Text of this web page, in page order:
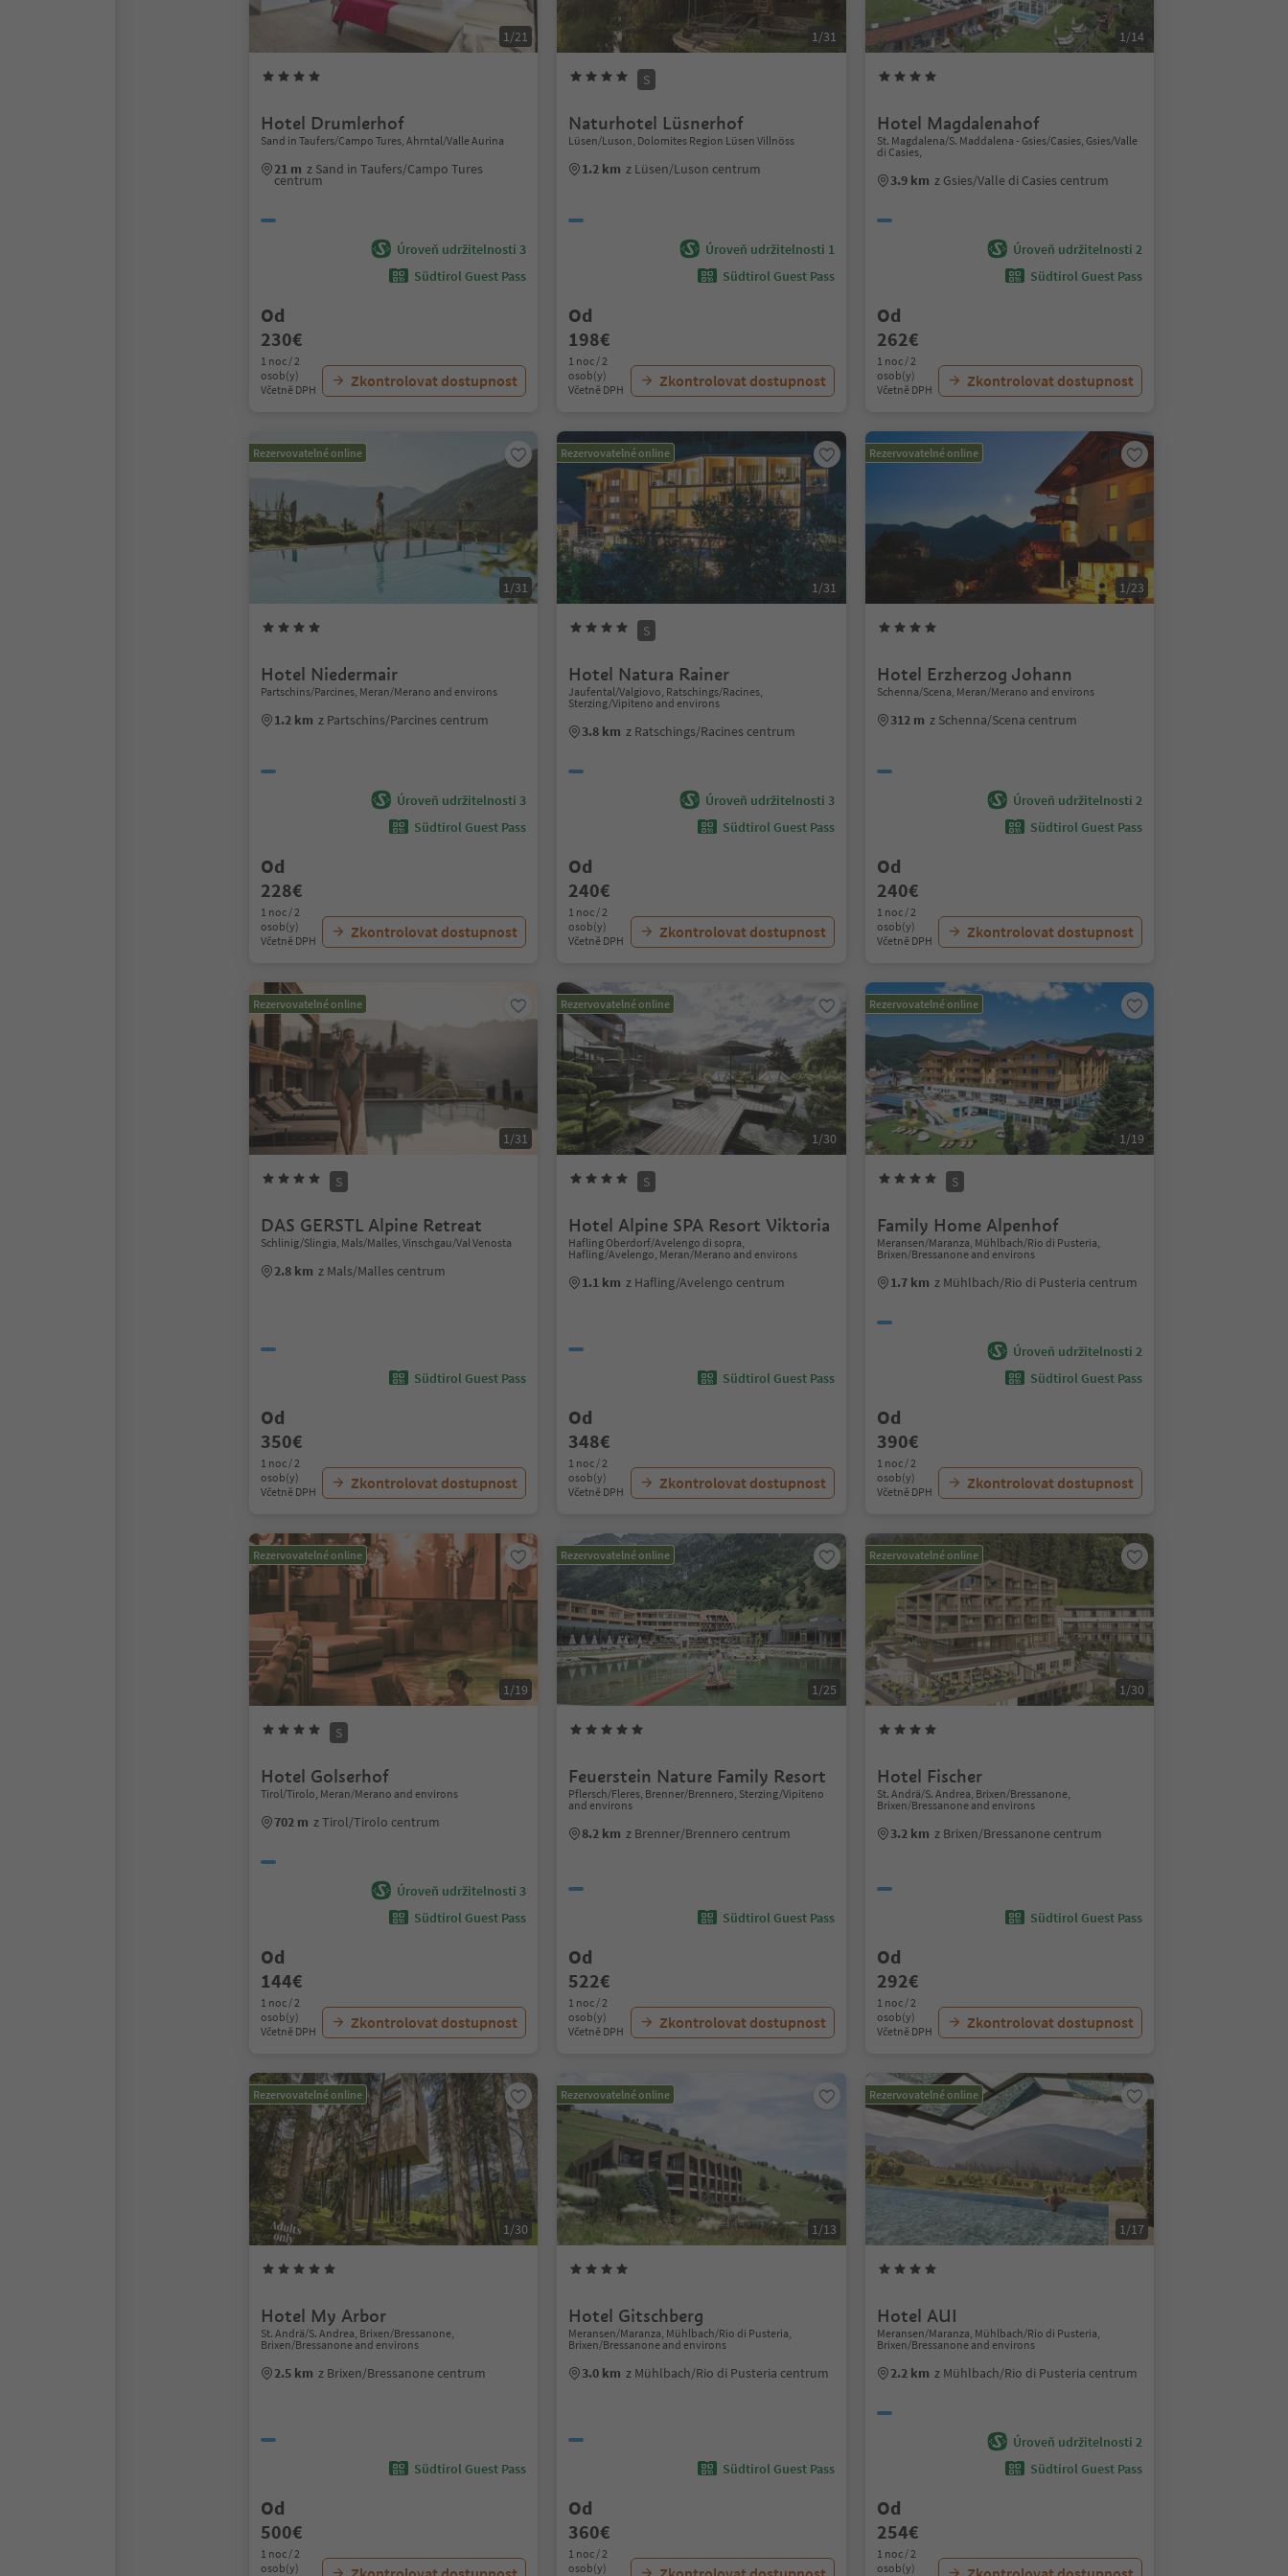
1/21
Hotel Drumlerhof
Sand in Taufers/Campo Tures, Ahrntal/Valle Aurina
21 m z Sand in Taufers/Campo Tures
centrum
Úroveň udržitelnosti 3
Südtirol Guest Pass
Od
230€
1 noc / 2
osob(y)
Včetně DPH
Zkontrolovat dostupnost
1/31
S
Naturhotel Lüsnerhof
Lüsen/Luson, Dolomites Region Lüsen Villnöss
1.2 km z Lüsen/Luson centrum
Úroveň udržitelnosti 1
Südtirol Guest Pass
Od
198€
1 noc / 2
osob(y)
Včetně DPH
Zkontrolovat dostupnost
1/14
Hotel Magdalenahof
St. Magdalena/S. Maddalena - Gsies/Casies, Gsies/Valle
di Casies,
3.9 km z Gsies/Valle di Casies centrum
Úroveň udržitelnosti 2
Südtirol Guest Pass
Od
262€
1 noc / 2
osob(y)
Včetně DPH
Zkontrolovat dostupnost
Rezervovatelné online
1/31
Hotel Niedermair
Partschins/Parcines, Meran/Merano and environs
1.2 km z Partschins/Parcines centrum
Úroveň udržitelnosti 3
Südtirol Guest Pass
Od
228€
1 noc / 2
osob(y)
Včetně DPH
Zkontrolovat dostupnost
Rezervovatelné online
1/31
S
Hotel Natura Rainer
Jaufental/Valgiovo, Ratschings/Racines,
Sterzing/Vipiteno and environs
3.8 km z Ratschings/Racines centrum
Úroveň udržitelnosti 3
Südtirol Guest Pass
Od
240€
1 noc / 2
osob(y)
Včetně DPH
Zkontrolovat dostupnost
Rezervovatelné online
1/23
Hotel Erzherzog Johann
Schenna/Scena, Meran/Merano and environs
312 m z Schenna/Scena centrum
Úroveň udržitelnosti 2
Südtirol Guest Pass
Od
240€
1 noc / 2
osob(y)
Včetně DPH
Zkontrolovat dostupnost
Rezervovatelné online
1/31
S
DAS GERSTL Alpine Retreat
Schlinig/Slingia, Mals/Malles, Vinschgau/Val Venosta
2.8 km z Mals/Malles centrum
Südtirol Guest Pass
Od
350€
1 noc / 2
osob(y)
Včetně DPH
Zkontrolovat dostupnost
Rezervovatelné online
1/30
S
Hotel Alpine SPA Resort Viktoria
Hafling Oberdorf/Avelengo di sopra,
Hafling/Avelengo, Meran/Merano and environs
1.1 km z Hafling/Avelengo centrum
Südtirol Guest Pass
Od
348€
1 noc / 2
osob(y)
Včetně DPH
Zkontrolovat dostupnost
Rezervovatelné online
1/19
S
Family Home Alpenhof
Meransen/Maranza, Mühlbach/Rio di Pusteria,
Brixen/Bressanone and environs
1.7 km z Mühlbach/Rio di Pusteria centrum
Úroveň udržitelnosti 2
Südtirol Guest Pass
Od
390€
1 noc / 2
osob(y)
Včetně DPH
Zkontrolovat dostupnost
Rezervovatelné online
1/19
S
Hotel Golserhof
Tirol/Tirolo, Meran/Merano and environs
702 m z Tirol/Tirolo centrum
Úroveň udržitelnosti 3
Südtirol Guest Pass
Od
144€
1 noc / 2
osob(y)
Včetně DPH
Zkontrolovat dostupnost
Rezervovatelné online
1/25
Feuerstein Nature Family Resort
Pflersch/Fleres, Brenner/Brennero, Sterzing/Vipiteno
and environs
8.2 km z Brenner/Brennero centrum
Südtirol Guest Pass
Od
522€
1 noc / 2
osob(y)
Včetně DPH
Zkontrolovat dostupnost
Rezervovatelné online
1/30
Hotel Fischer
St. Andrä/S. Andrea, Brixen/Bressanone,
Brixen/Bressanone and environs
3.2 km z Brixen/Bressanone centrum
Südtirol Guest Pass
Od
292€
1 noc / 2
osob(y)
Včetně DPH
Zkontrolovat dostupnost
Rezervovatelné online
1/30
Hotel My Arbor
St. Andrä/S. Andrea, Brixen/Bressanone,
Brixen/Bressanone and environs
2.5 km z Brixen/Bressanone centrum
Südtirol Guest Pass
Od
500€
1 noc / 2
osob(y)
Rezervovatelné online
1/13
Hotel Gitschberg
Meransen/Maranza, Mühlbach/Rio di Pusteria,
Brixen/Bressanone and environs
3.0 km z Mühlbach/Rio di Pusteria centrum
Südtirol Guest Pass
Od
360€
1 noc / 2
osob(y)
Rezervovatelné online
1/17
Hotel AUI
Meransen/Maranza, Mühlbach/Rio di Pusteria,
Brixen/Bressanone and environs
2.2 km z Mühlbach/Rio di Pusteria centrum
Úroveň udržitelnosti 2
Südtirol Guest Pass
Od
254€
1 noc / 2
osob(y)